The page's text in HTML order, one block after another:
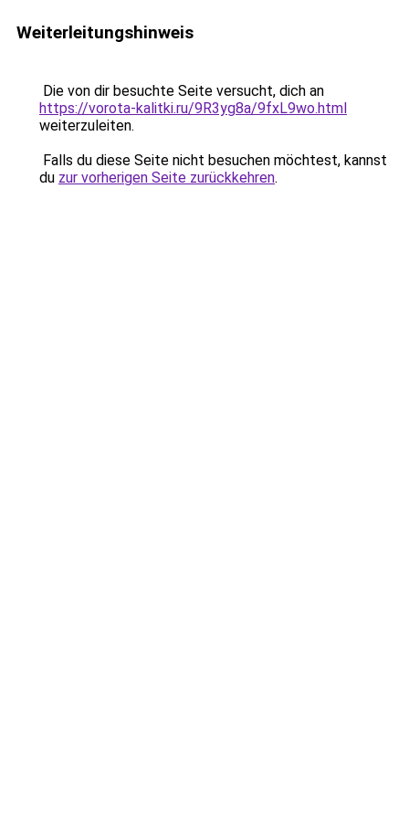
Weiterleitungshinweis
Die von dir besuchte Seite versucht, dich an
https://vorota-kalitki.ru/9R3yg8a/9fxL9wo.html
weiterzuleiten.
Falls du diese Seite nicht besuchen möchtest, kannst
du zur vorherigen Seite zurückkehren.